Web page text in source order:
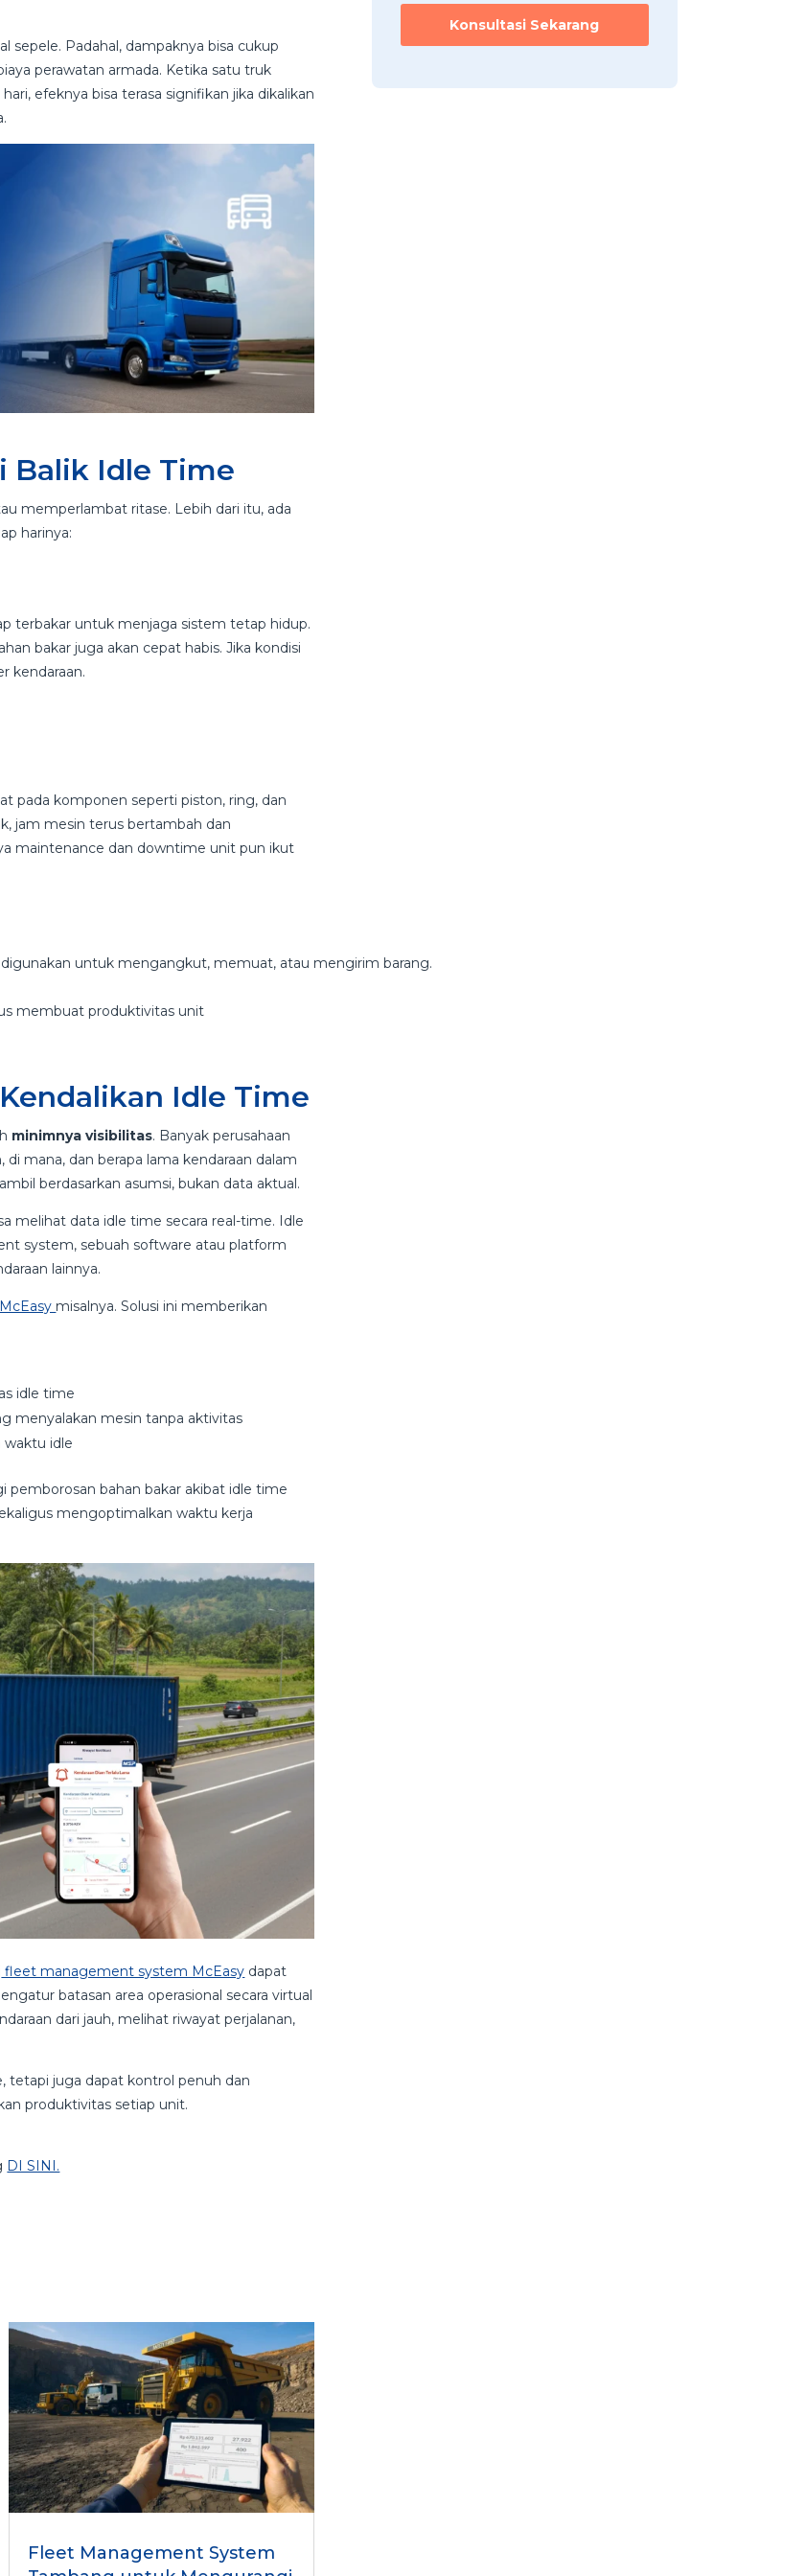
sepele. Padahal, dampaknya bisa cukup
perawatan armada. Ketika satu truk
efeknya bisa terasa signifikan jika dikalikan
Balik Idle Time
memperlambat ritase. Lebih dari itu, ada
harinya:
terbakar untuk menjaga sistem tetap hidup.
bakar juga akan cepat habis. Jika kondisi
kendaraan.
pada komponen seperti piston, ring, dan
jam mesin terus bertambah dan
maintenance dan downtime unit pun ikut
untuk mengangkut, memuat, atau mengirim barang.
membuat produktivitas unit
Idle Time
minimnya visibilitas. Banyak perusahaan
mana, dan berapa lama kendaraan dalam
berdasarkan asumsi, bukan data aktual.
melihat data idle time secara real-time. Idle
system, sebuah software atau platform
lainnya.
misalnya. Solusi ini memberikan
idle time
menyalakan mesin tanpa aktivitas
idle
pemborosan bahan bakar akibat idle time
mengoptimalkan waktu kerja
fleet management system McEasy dapat
batasan area operasional secara virtual
dari jauh, melihat riwayat perjalanan,
tetapi juga dapat kontrol penuh dan
produktivitas setiap unit.
DI SINI.
Konsultasi Sekarang
Fleet Management System